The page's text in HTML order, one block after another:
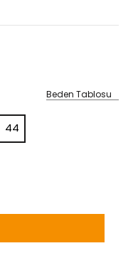
Beden Tablosu
44